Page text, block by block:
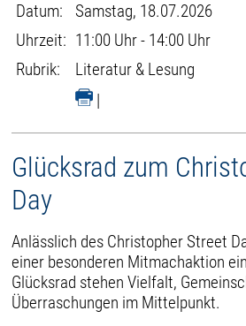
Datum:
Samstag, 18.07.2026
Uhrzeit: 11:00 Uhr - 14:00 Uhr
Rubrik:
Literatur & Lesung
|
Glücksrad zum
Day
Anlässlich des Christopher Street
einer besonderen Mitmachaktion
Glücksrad stehen Vielfalt,
Überraschungen im Mittelpunkt.